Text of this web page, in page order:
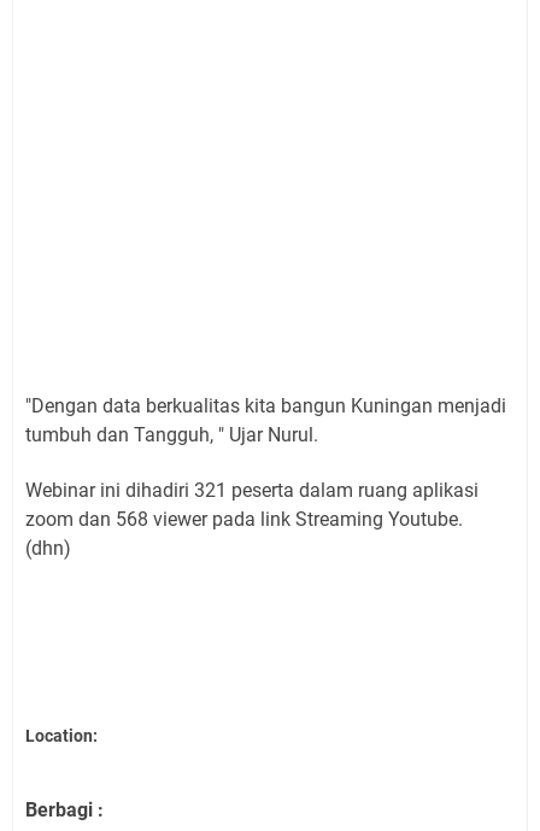
"Dengan data berkualitas kita bangun Kuningan menjadi
tumbuh dan Tangguh, " Ujar Nurul.
Webinar ini dihadiri 321 peserta dalam ruang aplikasi
zoom dan 568 viewer pada link Streaming Youtube.
(dhn)
Location:
Berbagi :